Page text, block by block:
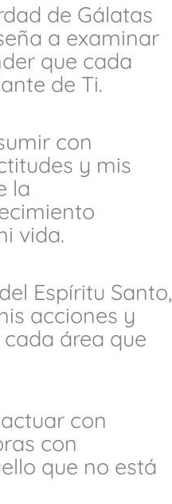
de Gálatas
a examinar
que cada
de Ti.
con
y mis
la
vida.
Espíritu Santo,
acciones y
área que
con
con
que no está